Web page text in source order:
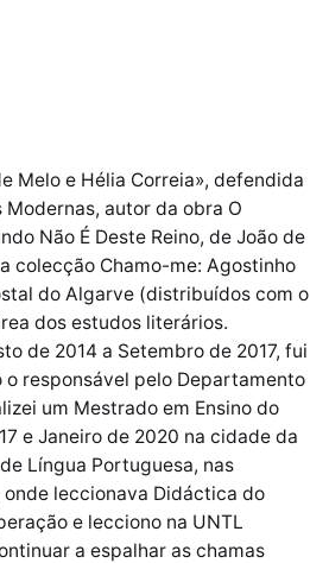
Melo e Hélia Correia», defendida
autor da obra O
Não É Deste Reino, de João de
colecção Chamo-me: Agostinho
do Algarve (distribuídos com o
dos estudos literários.
de 2014 a Setembro de 2017, fui
o responsável pelo Departamento
um Mestrado em Ensino do
e Janeiro de 2020 na cidade da
Língua Portuguesa, nas
leccionava Didáctica do
e lecciono na UNTL
a espalhar as chamas